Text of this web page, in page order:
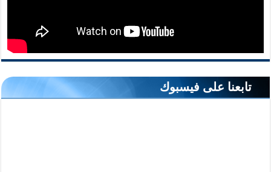
تابعنا على فيسبوك